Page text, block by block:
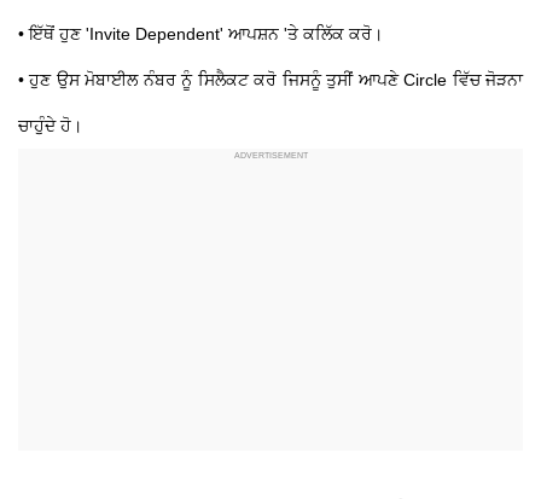
• ਇੱਥੋਂ ਹੁਣ 'Invite Dependent' ਆਪਸ਼ਨ 'ਤੇ ਕਲਿੱਕ ਕਰੋ।
• ਹੁਣ ਉਸ ਮੋਬਾਈਲ ਨੰਬਰ ਨੂੰ ਸਿਲੈਕਟ ਕਰੋ ਜਿਸਨੂੰ ਤੁਸੀਂ ਆਪਣੇ Circle ਵਿੱਚ ਜੋੜਨਾ
ਚਾਹੁੰਦੇ ਹੋ।